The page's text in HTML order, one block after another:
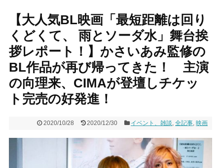
【大人気BL映画「最短距離は回り
くどくて、 雨とソーダ水」舞台挨
拶レポート！】かさいあみ監修の
BL作品が再び帰ってきた！ 主演
の向理来、CIMAが登壇しチケッ
ト完売の好発進！
2020/10/28 2020/12/30 イベント、雑談,全記事,映画